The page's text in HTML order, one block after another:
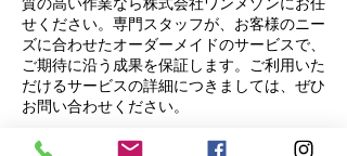
せください。専門スタッフが、お客様のニー
ズに合わせたオーダーメイドのサービスで、
ご期待に沿う成果を保証します。ご利用いた
だけるサービスの詳細につきましては、ぜひ
お問い合わせください。